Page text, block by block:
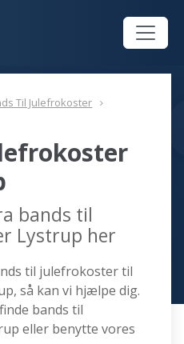
Til Julefrokoster
bands til
Lystrup her
til julefrokoster til
så kan vi hjælpe dig.
bands til
eller benytte vores